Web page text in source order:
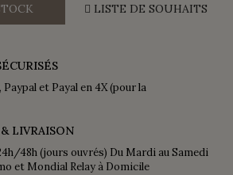
LISTE DE SOUHAITS
et Payal en 4X (pour la
LIVRAISON
48h (jours ouvrés) Du Mardi au Samedi
et Mondial Relay à Domicile